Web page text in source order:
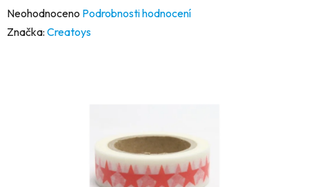
Průměrné
hodnocení
Neohodnoceno Podrobnosti hodnocení
Značka: Creatoys